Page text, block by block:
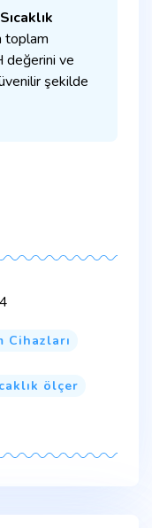
toplam
değerini ve
şekilde
Cihazları
ölçer